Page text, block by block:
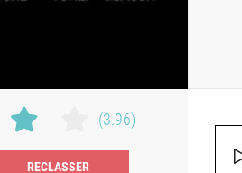
(3.96)